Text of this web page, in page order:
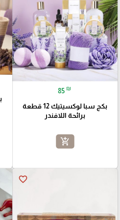
85 ₪
بكج سبا لوكسيتيك 12 قطعة
برائحة اللافندر
add_shopping_cart
favorite_border